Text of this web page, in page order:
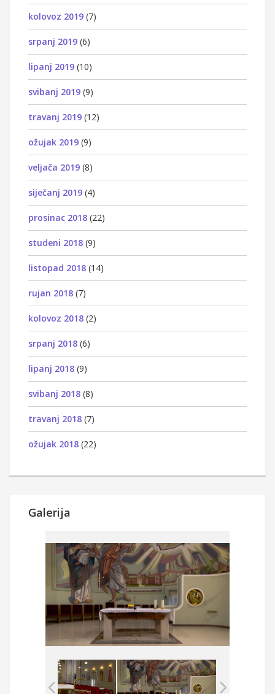
kolovoz 2019 (7)
srpanj 2019 (6)
lipanj 2019 (10)
svibanj 2019 (9)
travanj 2019 (12)
ožujak 2019 (9)
veljača 2019 (8)
siječanj 2019 (4)
prosinac 2018 (22)
studeni 2018 (9)
listopad 2018 (14)
rujan 2018 (7)
kolovoz 2018 (2)
srpanj 2018 (6)
lipanj 2018 (9)
svibanj 2018 (8)
travanj 2018 (7)
ožujak 2018 (22)
Galerija